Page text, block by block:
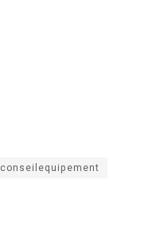
conseilequipement